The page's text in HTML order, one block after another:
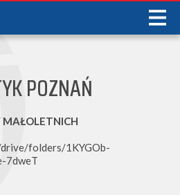
POZNAŃ
MAŁOLETNICH
folders/1KYGOb-
7dweT